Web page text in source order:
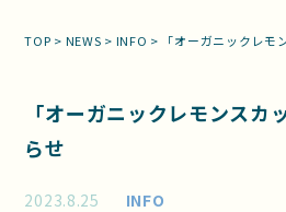
TOP > NEWS > INFO > 「オーガニックレ
「オーガニックレモンスカ
らせ
2023.8.25 INFO